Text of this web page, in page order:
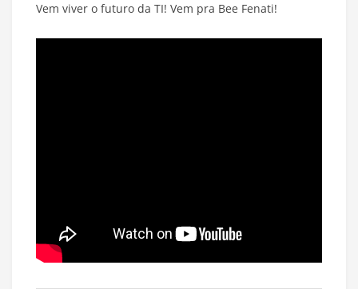
Vem viver o futuro da TI! Vem pra Bee Fenati!